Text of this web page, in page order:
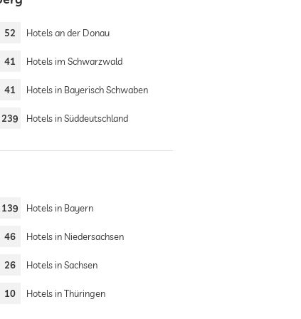
52 Hotels an der Donau
41 Hotels im Schwarzwald
41 Hotels in Bayerisch Schwaben
239 Hotels in Süddeutschland
139 Hotels in Bayern
46 Hotels in Niedersachsen
26 Hotels in Sachsen
10 Hotels in Thüringen